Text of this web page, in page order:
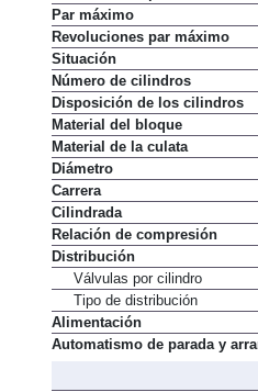
Revoluciones potencia máxima
Par máximo
Revoluciones par máximo
Situación
Número de cilindros
Disposición de los cilindros
Material del bloque
Material de la culata
Diámetro
Carrera
Cilindrada
Relación de compresión
Distribución
Válvulas por cilindro
Tipo de distribución
Alimentación